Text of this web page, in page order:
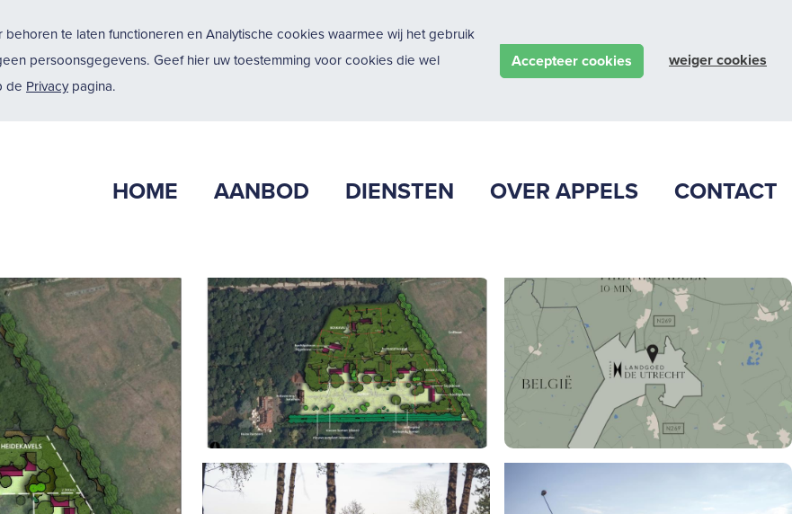
te laten functioneren en Analytische cookies waarmee wij het gebruik
persoonsgegevens. Geef hier uw toestemming voor cookies die wel
de Privacypagina.
Accepteer cookies weiger cookies
HOME AANBOD DIENSTEN OVER APPELS CONTACT